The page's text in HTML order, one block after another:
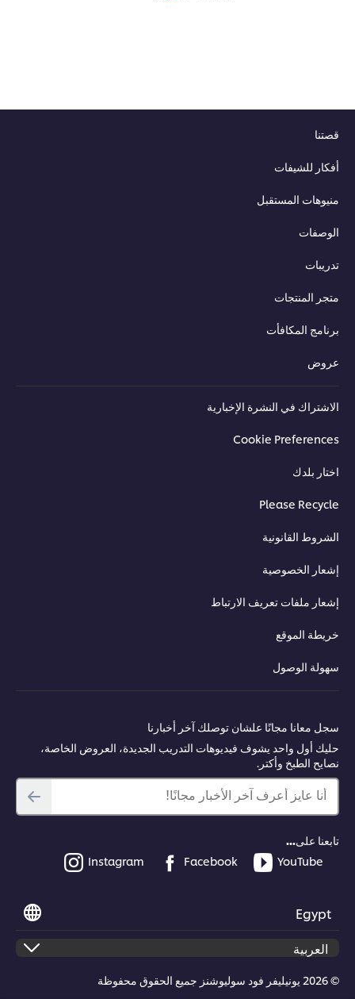
تقييمات.
قصتنا
أفكار للشيفات
منيوهات المستقبل
الوصفات
تدريبات
متجر المنتجات
برنامج المكافأت
عروض
الاشتراك في النشرة الإخبارية
Cookie Preferences
اختار بلدك
Please Recycle
الشروط القانونية
إشعار الخصوصية
إشعار ملفات تعريف الارتباط
خريطة الموقع
سهولة الوصول
سجل معانا مجانًا علشان توصلك آخر أخبارنا
حليك أول واحد يشوف فيديوهات التدريب الجديدة، العروض الخاصة،
نصايح الطبخ وأكتر.
أنا عايز أعرف آخر الأخبار مجانًا!
تابعنا على...
YouTube
Facebook
Instagram
Egypt
© 2026 يونيليفر فود سوليوشنز جميع الحقوق محفوظة